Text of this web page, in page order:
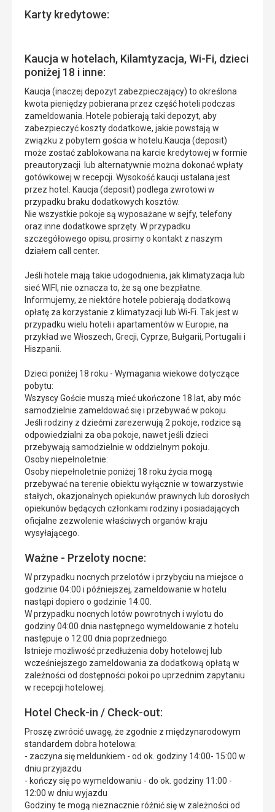
Karty kredytowe:
Kaucja w hotelach, Kilamtyzacja, Wi-Fi, dzieci
poniżej 18 i inne:
Kaucja (inaczej depozyt zabezpieczający) to określona
kwota pieniędzy pobierana przez część hoteli podczas
zameldowania. Hotele pobierają taki depozyt, aby
zabezpieczyć koszty dodatkowe, jakie powstają w
związku z pobytem gościa w hotelu.Kaucja (deposit)
może zostać zablokowana na karcie kredytowej w formie
preautoryzacji lub alternatywnie można dokonać wpłaty
gotówkowej w recepcji. Wysokość kaucji ustalana jest
przez hotel. Kaucja (deposit) podlega zwrotowi w
przypadku braku dodatkowych kosztów.
Nie wszystkie pokoje są wyposażane w sejfy, telefony
oraz inne dodatkowe sprzęty. W przypadku
szczegółowego opisu, prosimy o kontakt z naszym
działem call center.
Jeśli hotele mają takie udogodnienia, jak klimatyzacja lub
sieć WIFI, nie oznacza to, że są one bezpłatne.
Informujemy, że niektóre hotele pobierają dodatkową
opłatę za korzystanie z klimatyzacji lub Wi-Fi. Tak jest w
przypadku wielu hoteli i apartamentów w Europie, na
przykład we Włoszech, Grecji, Cyprze, Bułgarii, Portugalii i
Hiszpanii.
Dzieci poniżej 18 roku - Wymagania wiekowe dotyczące
pobytu:
Wszyscy Goście muszą mieć ukończone 18 lat, aby móc
samodzielnie zameldować się i przebywać w pokoju.
Jeśli rodziny z dziećmi zarezerwują 2 pokoje, rodzice są
odpowiedzialni za oba pokoje, nawet jeśli dzieci
przebywają samodzielnie w oddzielnym pokoju.
Osoby niepełnoletnie:
Osoby niepełnoletnie poniżej 18 roku życia mogą
przebywać na terenie obiektu wyłącznie w towarzystwie
stałych, okazjonalnych opiekunów prawnych lub dorosłych
opiekunów będących członkami rodziny i posiadających
oficjalne zezwolenie właściwych organów kraju
wysyłającego.
Ważne - Przeloty nocne:
W przypadku nocnych przelotów i przybyciu na miejsce o
godzinie 04:00 i późniejszej, zameldowanie w hotelu
nastąpi dopiero o godzinie 14:00.
W przypadku nocnych lotów powrotnych i wylotu do
godziny 04:00 dnia następnego wymeldowanie z hotelu
następuje o 12:00 dnia poprzedniego.
Istnieje możliwość przedłużenia doby hotelowej lub
wcześniejszego zameldowania za dodatkową opłatą w
zależności od dostępności pokoi po uprzednim zapytaniu
w recepcji hotelowej.
Hotel Check-in / Check-out:
Proszę zwrócić uwagę, że zgodnie z międzynarodowym
standardem dobra hotelowa:
- zaczyna się meldunkiem - od ok. godziny 14:00- 15:00 w
dniu przyjazdu
- kończy się po wymeldowaniu - do ok. godziny 11:00 -
12:00 w dniu wyjazdu
Godziny te mogą nieznacznie różnić się w zależności od